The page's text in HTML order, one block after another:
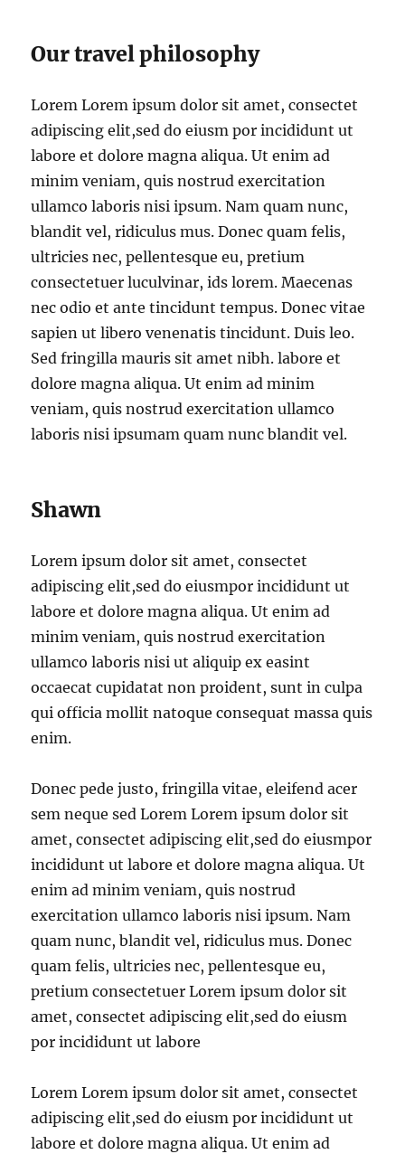
Our travel philosophy
Lorem Lorem ipsum dolor sit amet, consectet
adipiscing elit,sed do eiusm por incididunt ut
labore et dolore magna aliqua. Ut enim ad
minim veniam, quis nostrud exercitation
ullamco laboris nisi ipsum. Nam quam nunc,
blandit vel, ridiculus mus. Donec quam felis,
ultricies nec, pellentesque eu, pretium
consectetuer luculvinar, ids lorem. Maecenas
nec odio et ante tincidunt tempus. Donec vitae
sapien ut libero venenatis tincidunt. Duis leo.
Sed fringilla mauris sit amet nibh. labore et
dolore magna aliqua. Ut enim ad minim
veniam, quis nostrud exercitation ullamco
laboris nisi ipsumam quam nunc blandit vel.
Shawn
Lorem ipsum dolor sit amet, consectet
adipiscing elit,sed do eiusmpor incididunt ut
labore et dolore magna aliqua. Ut enim ad
minim veniam, quis nostrud exercitation
ullamco laboris nisi ut aliquip ex easint
occaecat cupidatat non proident, sunt in culpa
qui officia mollit natoque consequat massa quis
enim.
Donec pede justo, fringilla vitae, eleifend acer
sem neque sed Lorem Lorem ipsum dolor sit
amet, consectet adipiscing elit,sed do eiusmpor
incididunt ut labore et dolore magna aliqua. Ut
enim ad minim veniam, quis nostrud
exercitation ullamco laboris nisi ipsum. Nam
quam nunc, blandit vel, ridiculus mus. Donec
quam felis, ultricies nec, pellentesque eu,
pretium consectetuer Lorem ipsum dolor sit
amet, consectet adipiscing elit,sed do eiusm
por incididunt ut labore
Lorem Lorem ipsum dolor sit amet, consectet
adipiscing elit,sed do eiusm por incididunt ut
labore et dolore magna aliqua. Ut enim ad